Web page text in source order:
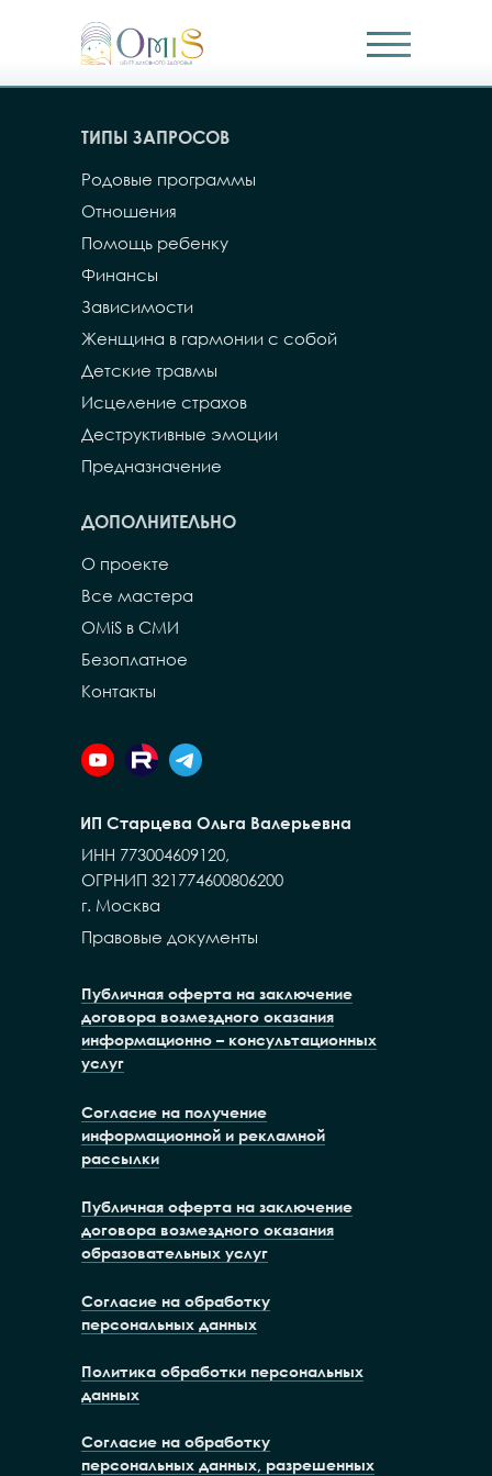
О проекте
Безоплатное
Контакты
ДОПОЛНИТЕЛЬНО
Родовые программы
Отношения
Помощь ребенку
Финансы
ТИПЫ ЗАПРОСОВ
Женщина в гармонии с собой
Детские травмы
Исцеление страхов
Деструктивные эмоции
Зависимости
Публичная оферта на заключение
договора возмездного оказания
информационно – консультационных
услуг
Публичная оферта на заключение
договора возмездного оказания
образовательных услуг
Политика обработки персональных
данных
Согласие на обработку
персональных данных
Согласие на получение
информационной и рекламной
рассылки
Согласие на обработку
персональных данных, разрешенных
OMiS в СМИ
Правовые документы
ИНН 773004609120,
ОГРНИП 321774600806200
г. Москва
ИП Старцева Ольга Валерьевна
Предназначение
Все мастера